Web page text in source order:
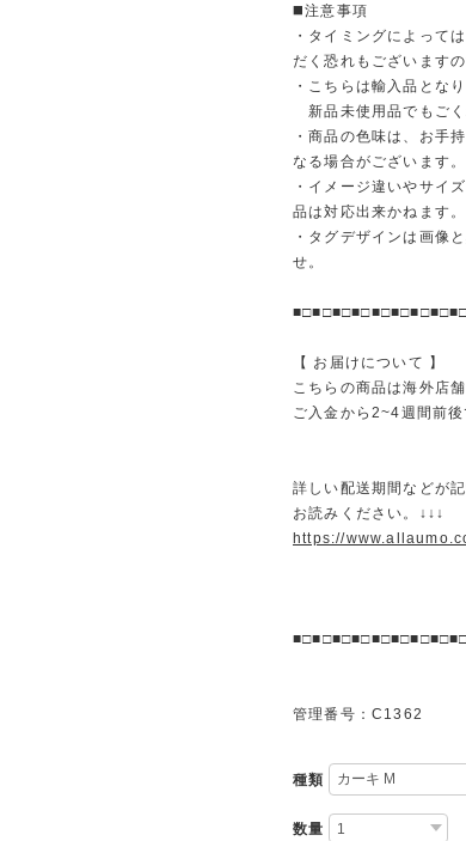
◼️注意事項
・タイミングによって
だく恐れもございます
・こちらは輸入品とな
新品未使用品でもごく
・商品の色味は、お手
なる場合がございます。
・イメージ違いやサイ
品は対応出来かねます。
・タグデザインは画像
せ。
【 お届けについて 】
こちらの商品は海外店
ご入金から2~4週間前後
詳しい配送期間などが
お読みください。↓↓↓
https://
管理番号：C1362
種類
数量